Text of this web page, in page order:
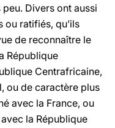
Divers ont aussi
ratifiés, qu’ils
de reconnaître le
République
Centrafricaine,
ou de caractère plus
avec la France, ou
la République